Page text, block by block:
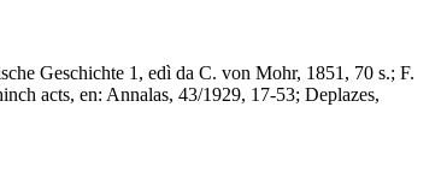
Geschichte 1, edì da C. von Mohr, 1851, 70 s.; F.
acts, en: Annalas, 43/1929, 17-53; Deplazes,